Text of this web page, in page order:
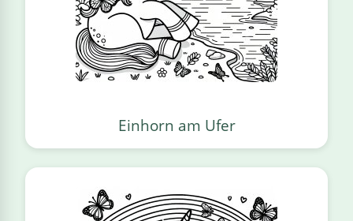
Einhorn am Ufer